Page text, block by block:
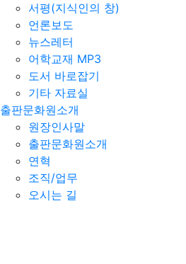
서평(지식인의 창)
언론보도
뉴스레터
어학교재 MP3
도서 바로잡기
기타 자료실
출판문화원소개
원장인사말
출판문화원소개
연혁
조직/업무
오시는 길